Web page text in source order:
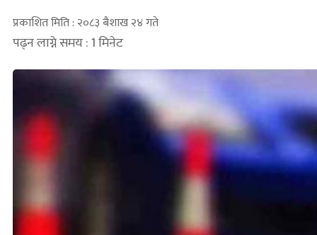
प्रकाशित मिति : २०८३ बैशाख २४ गते
पढ्न लाग्ने समय : 1 मिनेट